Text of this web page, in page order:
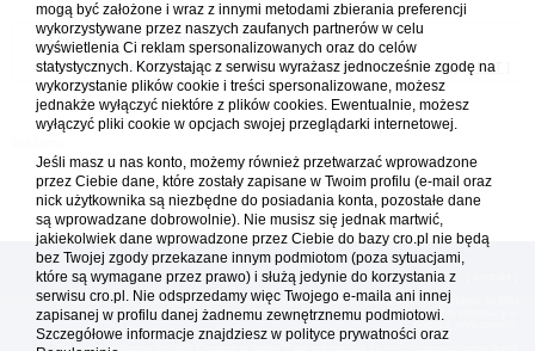
Forum Chorwacja Online - Cro.pl
Usuń ciasteczka• Strefa czasowa: UTC + 1 (Polska - czas zimowy) [ DST
[reklama ] [
Platforma cro.pl© Chorwacja online™ wykorzystuje cookies do prawidłowego działania, te pliki
gromadzą na Twoim komputerze dane ułatwiające korzystanie z serwisu; więcej informacji w
mogą być założone i wraz z innymi metodami zbierania preferencji
wykorzystywane przez naszych zaufanych partnerów w celu
wyświetlenia Ci reklam spersonalizowanych oraz do celów
statystycznych. Korzystając z serwisu wyrażasz jednocześnie zgodę na
wykorzystanie plików cookie i treści spersonalizowane, możesz
jednakże wyłączyć niektóre z plików cookies. Ewentualnie, możesz
wyłączyć pliki cookie w opcjach swojej przeglądarki internetowej.
Jeśli masz u nas konto, możemy również przetwarzać wprowadzone
przez Ciebie dane, które zostały zapisane w Twoim profilu (e-mail oraz
nick użytkownika są niezbędne do posiadania konta, pozostałe dane
są wprowadzane dobrowolnie). Nie musisz się jednak martwić,
jakiekolwiek dane wprowadzone przez Ciebie do bazy cro.pl nie będą
bez Twojej zgody przekazane innym podmiotom (poza sytuacjami,
które są wymagane przez prawo) i służą jedynie do korzystania z
serwisu cro.pl. Nie odsprzedamy więc Twojego e-maila ani innej
zapisanej w profilu danej żadnemu zewnętrznemu podmiotowi.
Szczegółowe informacje znajdziesz w polityce prywatności oraz